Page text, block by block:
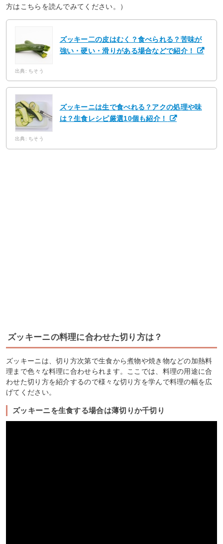
方はこちらを読んでみてください。）
ズッキー二の皮はむく？食べられる？苦味が
強い・硬い・滑りがある場合などで紹介！
出典: ちそう
ズッキーニは生で食べれる？アクの処理や味
は？生食レシピ厳選10個も紹介！
出典: ちそう
ズッキーニの料理に合わせた切り方は？
ズッキーニは、切り方次第で生食から煮物や焼き物などの加熱料
理まで色々な料理に合わせられます。ここでは、料理の用途に合
わせた切り方を紹介するので様々な切り方を学んで料理の幅を広
げてください。
ズッキーニを生食する場合は薄切りか千切り